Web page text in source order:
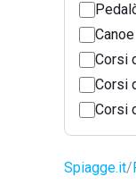
Canoe
Corsi
Corsi
Corsi
Spiagge.it